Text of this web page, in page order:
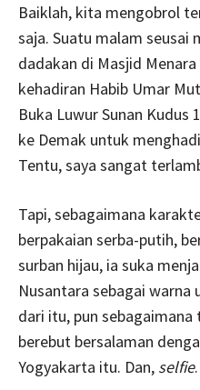
Baiklah, kita mengobrol
saja. Suatu malam seusai
dadakan di Masjid
kehadiran Habib Umar
Buka Luwur Sunan Kudus
ke Demak untuk
Tentu, saya sangat
Tapi, sebagaimana
berpakaian serba-putih,
surban hijau, ia suka
Nusantara sebagai warna
dari itu, pun
berebut bersalaman
Yogyakarta itu. Dan, selfie.